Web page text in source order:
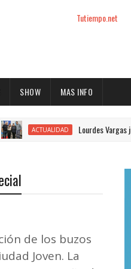
Tutiempo.net
SHOW MAS INFO
Lourdes Vargas juró como
de los buzos
Joven. La